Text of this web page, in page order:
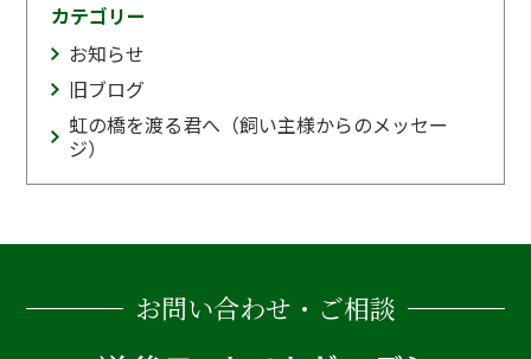
カテゴリー
お知らせ
旧ブログ
虹の橋を渡る君へ（飼い主様からのメッセー
ジ）
お問い合わせ・ご相談